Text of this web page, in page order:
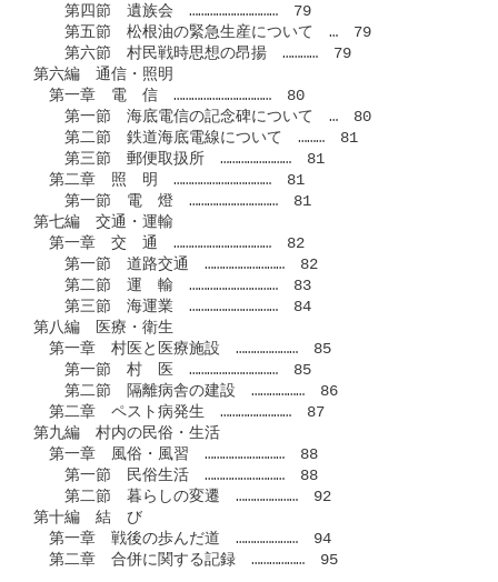
第四節　遺族会　…………………………　79
第五節　松根油の緊急生産について　…　79
第六節　村民戦時思想の昂揚　…………　79
第六編　通信・照明
第一章　電　信　……………………………　80
第一節　海底電信の記念碑について　…　80
第二節　鉄道海底電線について　………　81
第三節　郵便取扱所　……………………　81
第二章　照　明　……………………………　81
第一節　電　燈　…………………………　81
第七編　交通・運輸
第一章　交　通　……………………………　82
第一節　道路交通　………………………　82
第二節　運　輸　…………………………　83
第三節　海運業　…………………………　84
第八編　医療・衛生
第一章　村医と医療施設　…………………　85
第一節　村　医　…………………………　85
第二節　隔離病舎の建設　………………　86
第二章　ペスト病発生　……………………　87
第九編　村内の民俗・生活
第一章　風俗・風習　………………………　88
第一節　民俗生活　………………………　88
第二節　暮らしの変遷　…………………　92
第十編　結　び
第一章　戦後の歩んだ道　…………………　94
第二章　合併に関する記録　………………　95